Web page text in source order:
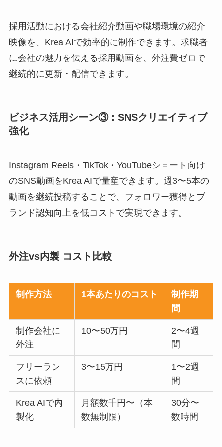
採用活動における会社紹介動画や職場環境の紹介
映像を、Krea AIで効率的に制作できます。求職者
に会社の魅力を伝える採用動画を、外注費ゼロで
継続的に更新・配信できます。
ビジネス活用シーン③：SNSクリエイティブ
強化
Instagram Reels・TikTok・YouTubeショート向け
のSNS動画をKrea AIで量産できます。週3〜5本の
動画を継続投稿することで、フォロワー獲得とブ
ランド認知向上を低コストで実現できます。
外注vs内製 コスト比較
制作方法 1本あたりのコスト
制作期
間
制作会社に
外注
10〜50万円
2〜4週
間
フリーラン
スに依頼
3〜15万円
1〜2週
間
Krea AIで内
製化
月額数千円〜（本
数無制限）
30分〜
数時間